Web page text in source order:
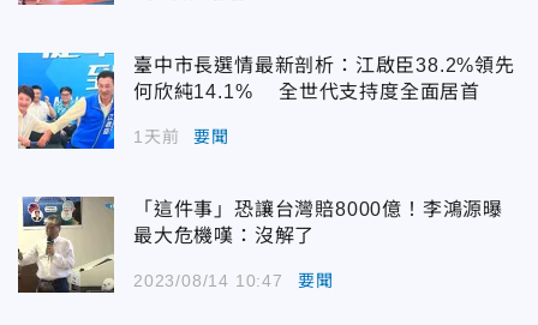
臺中市長選情最新剖析：江啟臣38.2%領先
何欣純14.1% 全世代支持度全面居首
1天前 要聞
「這件事」恐讓台灣賠8000億！李鴻源曝
最大危機嘆：沒解了
2023/08/14 10:47 要聞